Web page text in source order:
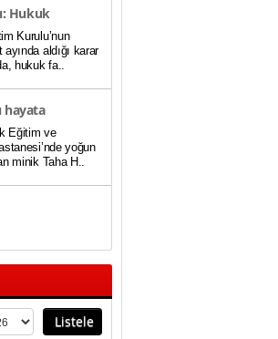
Hukuk
Düştü,
Kurulu’nun
aldığı karar
hukuk fa..
hayata
Eğitim ve
yoğun
minik Taha H..